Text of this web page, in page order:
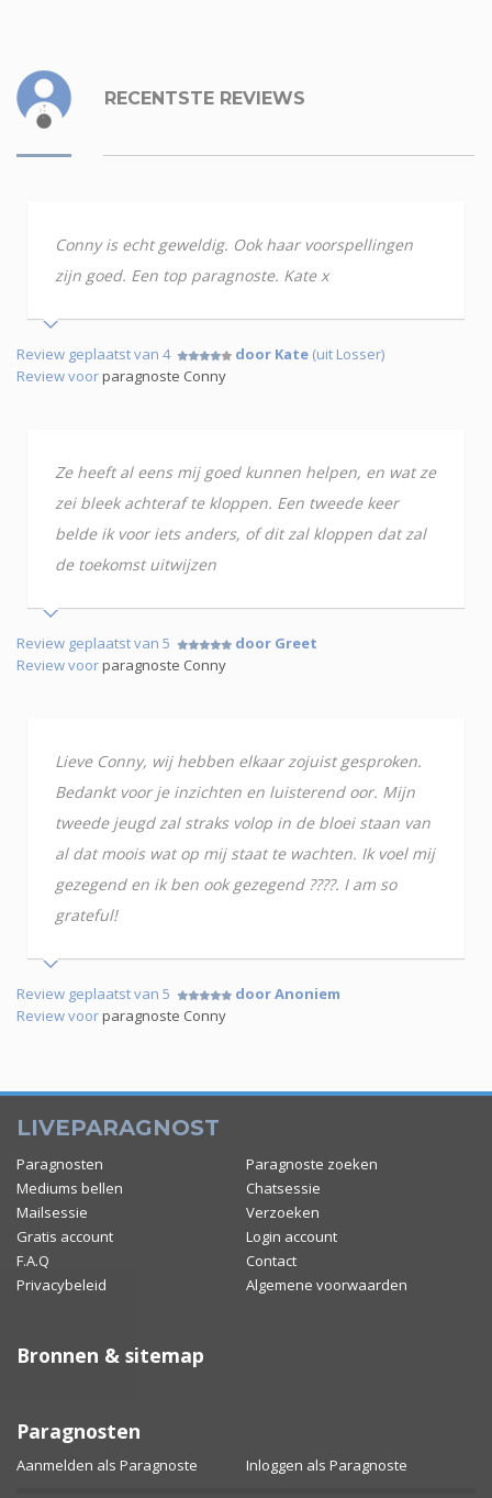
RECENTSTE REVIEWS
Conny is echt geweldig. Ook haar voorspellingen
zijn goed. Een top paragnoste. Kate x
Review geplaatst van 4 door Kate (uit Losser)
Review voorparagnoste Conny
Ze heeft al eens mij goed kunnen helpen, en wat ze
zei bleek achteraf te kloppen. Een tweede keer
belde ik voor iets anders, of dit zal kloppen dat zal
de toekomst uitwijzen
Review geplaatst van 5
door Greet
Review voorparagnoste Conny
Lieve Conny, wij hebben elkaar zojuist gesproken.
Bedankt voor je inzichten en luisterend oor. Mijn
tweede jeugd zal straks volop in de bloei staan van
al dat moois wat op mij staat te wachten. Ik voel mij
gezegend en ik ben ook gezegend ????. I am so
grateful!
Review geplaatst van 5
door Anoniem
Review voorparagnoste Conny
LIVEPARAGNOST
Paragnosten
Paragnoste zoeken
Mediums bellen
Chatsessie
Mailsessie
Verzoeken
Gratis account
Login account
F.A.Q
Contact
Privacybeleid
Algemene voorwaarden
Bronnen & sitemap
Paragnosten
Aanmelden als Paragnoste Inloggen als Paragnoste